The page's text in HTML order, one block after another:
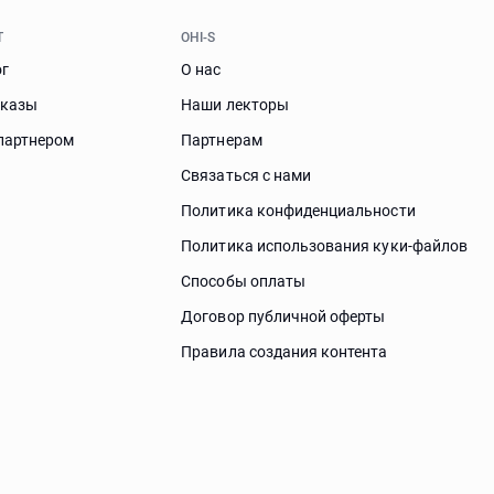
OHI-S
О нас
Наши лекторы
Партнерам
Связаться с нами
Политика конфиденциальности
Политика использования куки-файлов
Способы оплаты
Договор публичной оферты
Правила создания контента